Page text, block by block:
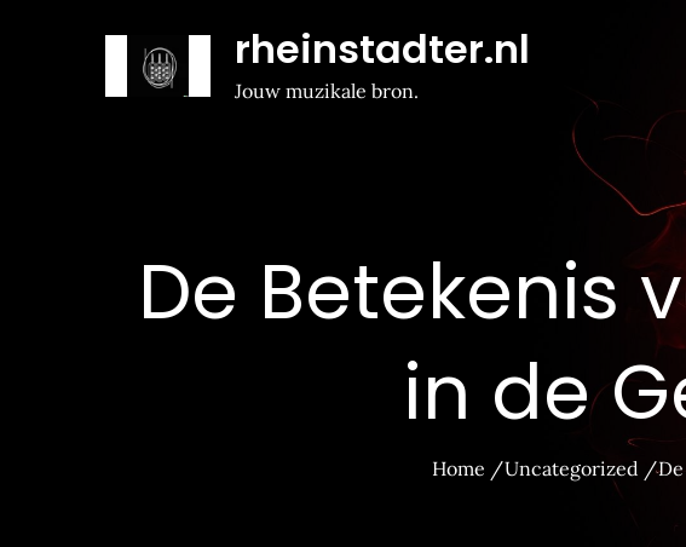
rheinstadter.nl
Jouw muzikale bron.
De Betekenis
in de
Home Uncategorized